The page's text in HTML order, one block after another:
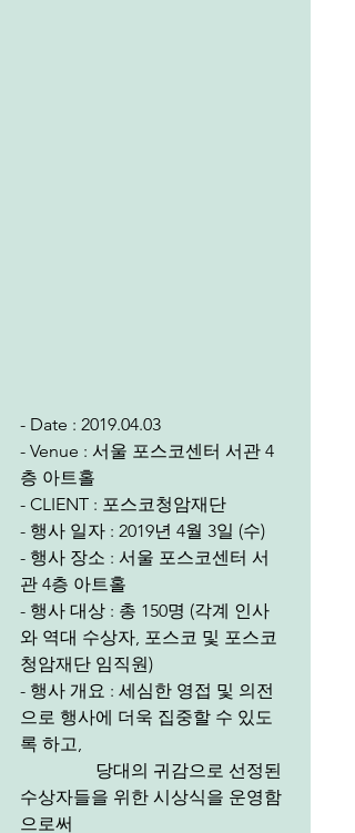
- Date : 2019.04.03
- Venue : 서울 포스코센터 서관 4
층 아트홀
- CLIENT : 포스코청암재단
- 행사 일자 : 2019년 4월 3일 (수)
- 행사 장소 : 서울 포스코센터 서
관 4층 아트홀
- 행사 대상 : 총 150명 (각계 인사
와 역대 수상자, 포스코 및 포스코
청암재단 임직원)
- 행사 개요 : 세심한 영접 및 의전
으로 행사에 더욱 집중할 수 있도
록 하고,
수상자들을 위한 시상식을 운영함
으로써